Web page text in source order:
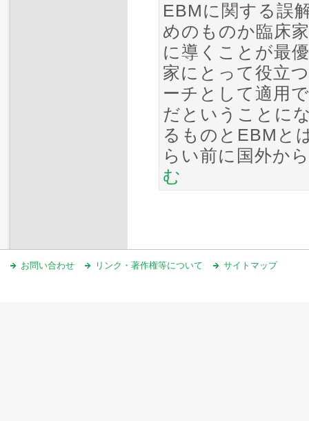
EBMに関する誤
めのものか臨床
に導くことが最
家にとって役立
ーチとして適用
だということに
るものとEBMと
らい前に国外か
む
お問い合わせ リンク・著作権等について サイトマップ